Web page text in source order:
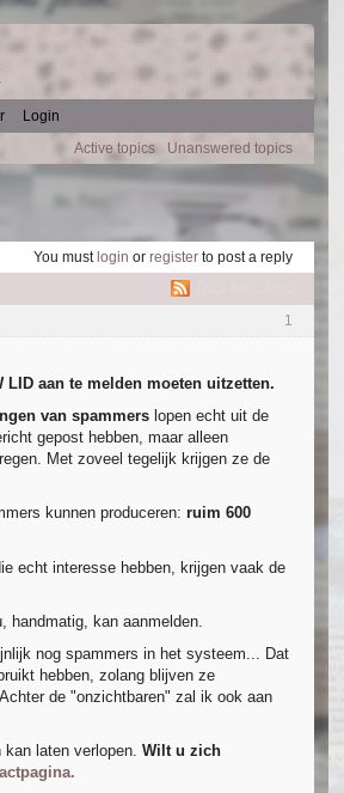
Login
Active topics Unanswered topics
You must login or register to post a reply
1
aan te melden moeten uitzetten.
van spammers lopen echt uit de
gepost hebben, maar alleen
Met zoveel tegelijk krijgen ze de
kunnen produceren: ruim 600
echt interesse hebben, krijgen vaak de
handmatig, kan aanmelden.
nog spammers in het systeem... Dat
hebben, zolang blijven ze
de "onzichtbaren" zal ik ook aan
laten verlopen. Wilt u zich